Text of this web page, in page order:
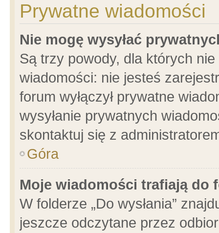
Prywatne wiadomości
Nie mogę wysyłać
Są trzy powody, dla których
wiadomości: nie jesteś
forum wyłączył prywatne
wysyłanie prywatnych
skontaktuj się z
Góra
Moje wiadomości trafiają do
W folderze „Do wysłania”
jeszcze odczytane przez